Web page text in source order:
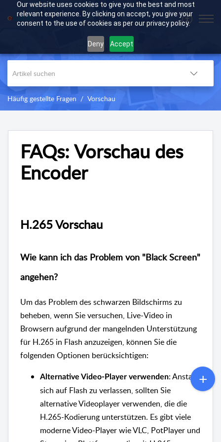
Our website uses cookies to give you the best and most
relevant experience. By clicking on accept, you give your
consent to the use of cookies as per our privacy policy.
Deny Accept
Häufig gestellte Fragen Vorschau
FAQs: Vorschau des
Encoder
H.265 Vorschau
Wie kann ich das Problem von "Black Screen"
angehen?
Um das Problem des schwarzen Bildschirms zu
beheben, wenn Sie versuchen, Live-Video in
Browsern aufgrund der mangelnden Unterstützung
für H.265 in Flash anzuzeigen, können Sie die
folgenden Optionen berücksichtigen:
Alternative Video-Player verwenden: Anstatt
sich auf Flash zu verlassen, sollten Sie
alternative Videoplayer verwenden, die die
H.265-Kodierung unterstützen. Es gibt viele
moderne Video-Player wie VLC, PotPlayer und